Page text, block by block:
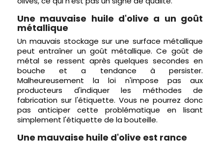
Une mauvaise huile d'olive a un goût
métallique
Un mauvais stockage sur une surface métallique
peut entraîner un goût métallique. Ce goût de
métal se ressent après quelques secondes en
bouche et a tendance à persister.
Malheureusement la loi n'impose pas aux
producteurs d'indiquer les méthodes de
fabrication sur l'étiquette. Vous ne pourrez donc
pas anticiper cette problématique en lisant
simplement l'étiquette de la bouteille.
Une mauvaise huile d'olive est rance